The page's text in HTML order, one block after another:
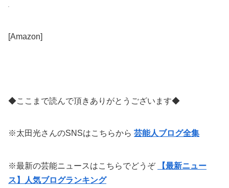
[Amazon]
◆ここまで読んで頂きありがとうございます◆
※太田光さんのSNSはこちらから 芸能人ブログ全集
※最新の芸能ニュースはこちらでどうぞ
【最新ニュー
ス】人気ブログランキング